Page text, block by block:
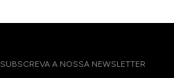
SUBSCREVA A NOSSA NEWSLETTER